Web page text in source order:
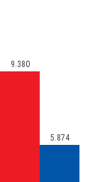
9.380
5.874